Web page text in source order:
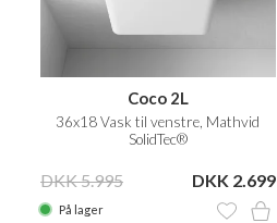
Coco 2L
36x18 Vask til venstre, Mathvid
SolidTec®
DKK 5.995 DKK 2.699
På lager